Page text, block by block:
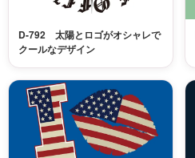
D-792 太陽とロゴがオシャレで
クールなデザイン